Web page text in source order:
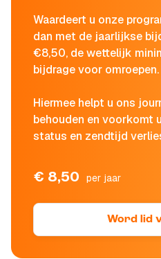
Waardeert u onze
dan met de jaarlijkse
€8,50, de wettelijk
bijdrage voor omroepen.
Hiermee helpt u ons
behouden en voorkomt
status en zendtijd
€ 8,50 per jaar
Word lid